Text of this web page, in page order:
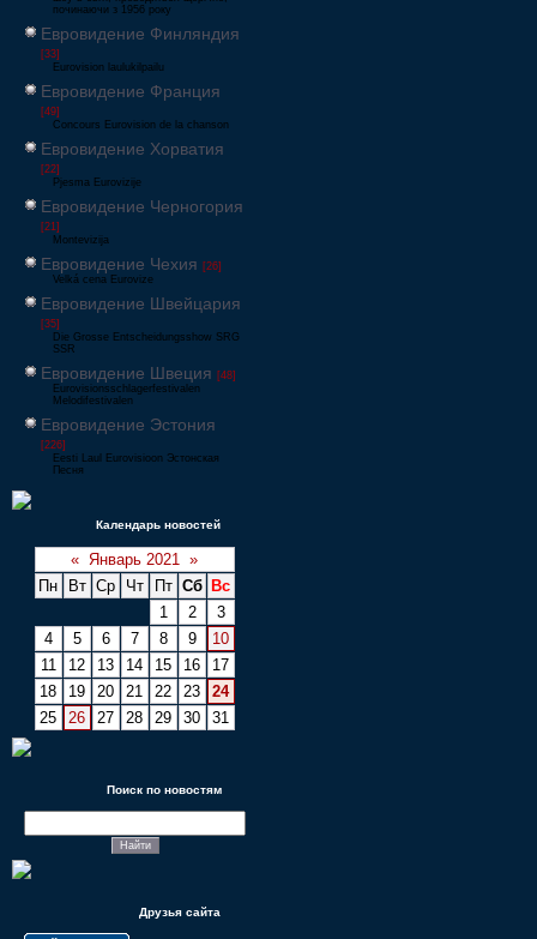
починаючи з 1956 року
Евровидение Финляндия
[33]
Eurovision laulukilpailu
Евровидение Франция
[49]
Concours Eurovision de la chanson
Евровидение Хорватия
[22]
Pjesma Eurovizije
Евровидение Черногория
[21]
Montevizija
Евровидение Чехия [26]
Velká cena Eurovize
Евровидение Швейцария
[35]
Die Grosse Entscheidungsshow SRG
SSR
Евровидение Швеция [48]
Eurovisionsschlagerfestivalen
Melodifestivalen
Евровидение Эстония
[226]
Eesti Laul Eurovisioon Эстонская
Песня
Календарь новостей
« Январь 2021 »
Пн
Вт Ср Чт Пт Сб
Вс
1
2
3
4
5 6 7 8 9
10
11
12 13 14 15 16
17
18
19 20 21 22 23
24
25
26 27 28 29 30 31
Поиск по новостям
Друзья сайта